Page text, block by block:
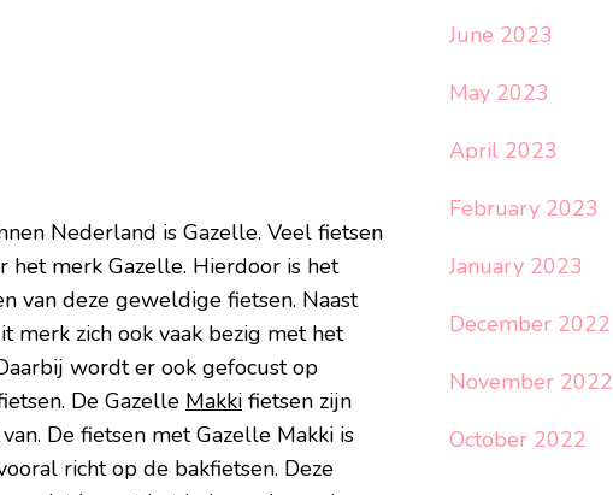
Nederland is Gazelle. Veel fietsen
het merk Gazelle. Hierdoor is het
van deze geweldige fietsen. Naast
merk zich ook vaak bezig met het
wordt er ook gefocust op
De Gazelle Makki fietsen zijn
De fietsen met Gazelle Makki is
richt op de bakfietsen. Deze
June 2023
May 2023
April 2023
February 2023
January 2023
December 2022
November 2022
October 2022